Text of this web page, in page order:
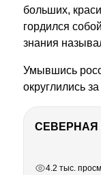
больших,
гордился
знания
Умывшись
округлились
СЕВЕРНАЯ
4.2 тыс.